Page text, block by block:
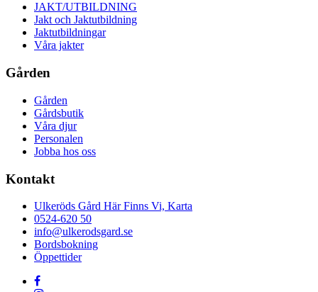
JAKT/UTBILDNING
Jakt och Jaktutbildning
Jaktutbildningar
Våra jakter
Gården
Gården
Gårdsbutik
Våra djur
Personalen
Jobba hos oss
Kontakt
Ulkeröds Gård Här Finns Vi, Karta
0524-620 50
info@ulkerodsgard.se
Bordsbokning
Öppettider